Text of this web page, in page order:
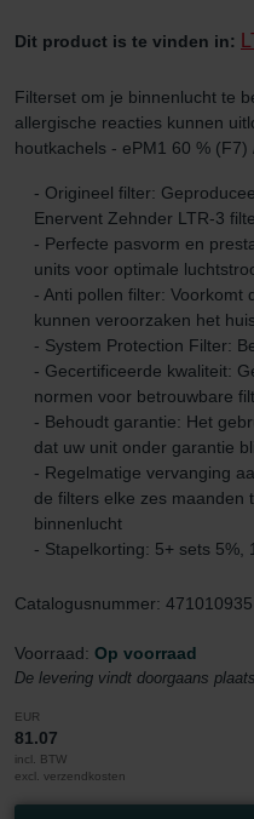
Dit product is te vinden in:
Filterset om je binnenlucht te
allergische reacties kunnen
houtkachels - ePM1 60 %
- Origineel filter:
Enervent Zehnder LTR-3
- Perfecte pasvorm en
units voor optimale
- Anti pollen filter: Voorkomt
kunnen veroorzaken het
- System Protection Filter:
- Gecertificeerde kwaliteit:
normen voor betrouwbare
- Behoudt garantie: Het
dat uw unit onder garantie
- Regelmatige vervanging
de filters elke zes maanden
binnenlucht
- Stapelkorting: 5+ sets 5%,
Catalogusnummer: 471010935
Voorraad: Op voorraad
De levering vindt doorgaans
EUR
81.07
incl. BTW
excl. verzendkosten